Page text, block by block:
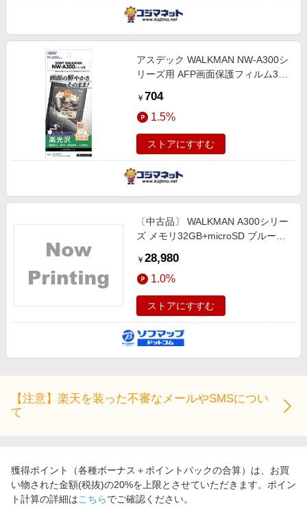
アスデック WALKMAN NW-A300シ
リーズ用 AFP画面保護フィルム3
￥ 704
1.5%
ストアにすすむ
〔中古品〕 WALKMAN A300シリー
ズ メモリ32GB+microSD ブルー
￥ 28,980
1.0%
ストアにすすむ
【注意】楽天を装った不審なメールやSMSについ
て
獲得ポイント（各種ボーナス＋ポイントバックの合算）は、お買
い物された金額(税抜)の20%を上限とさせていただきます。ポイン
ト計算の詳細はこちらでご確認ください。